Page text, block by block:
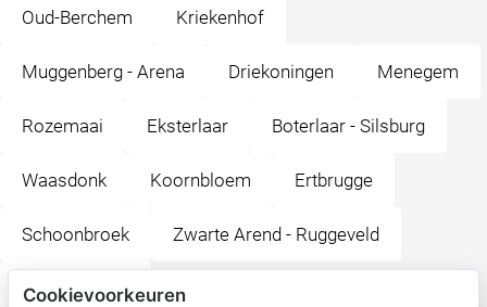
Oud-Berchem Kriekenhof
Muggenberg - Arena Driekoningen Menegem
Rozemaai Eksterlaar Boterlaar - Silsburg
Waasdonk Koornbloem Ertbrugge
Schoonbroek Zwarte Arend - Ruggeveld
Hertogvelden
Cookievoorkeuren